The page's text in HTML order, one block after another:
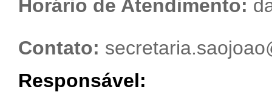
Horário de Atendimento:
Contato:
Responsável: